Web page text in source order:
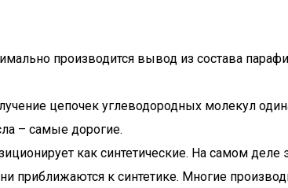
производится вывод из состава
цепочек углеводородных молекул
– самые дорогие.
как синтетические. На самом
к синтетике. Многие